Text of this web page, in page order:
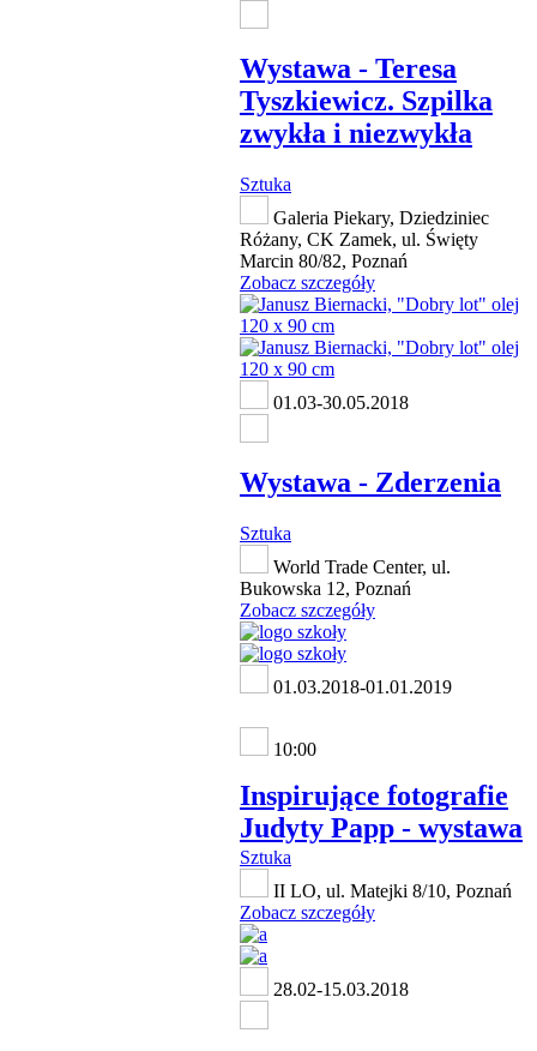
Wystawa - Teresa
Tyszkiewicz. Szpilka
zwykła i niezwykła
Sztuka
Galeria Piekary, Dziedziniec
Różany, CK Zamek, ul. Święty
Marcin 80/82, Poznań
Zobacz szczegóły
01.03-30.05.2018
Wystawa - Zderzenia
Sztuka
World Trade Center, ul.
Bukowska 12, Poznań
Zobacz szczegóły
01.03.2018-01.01.2019
10:00
Inspirujące fotografie
Judyty Papp - wystawa
Sztuka
II LO, ul. Matejki 8/10, Poznań
Zobacz szczegóły
28.02-15.03.2018